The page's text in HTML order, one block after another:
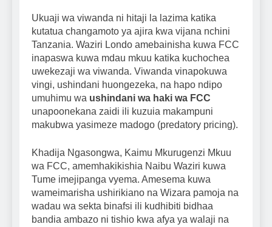
Ukuaji wa viwanda ni hitaji la lazima katika
kutatua changamoto ya ajira kwa vijana nchini
Tanzania. Waziri Londo amebainisha kuwa FCC
inapaswa kuwa mdau mkuu katika kuchochea
uwekezaji wa viwanda. Viwanda vinapokuwa
vingi, ushindani huongezeka, na hapo ndipo
umuhimu wa ushindani wa haki wa FCC
unapoonekana zaidi ili kuzuia makampuni
makubwa yasimeze madogo (predatory pricing).
Khadija Ngasongwa, Kaimu Mkurugenzi Mkuu
wa FCC, amemhakikishia Naibu Waziri kuwa
Tume imejipanga vyema. Amesema kuwa
wameimarisha ushirikiano na Wizara pamoja na
wadau wa sekta binafsi ili kudhibiti bidhaa
bandia ambazo ni tishio kwa afya ya walaji na